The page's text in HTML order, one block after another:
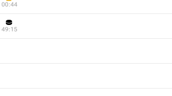
00:44
49:15